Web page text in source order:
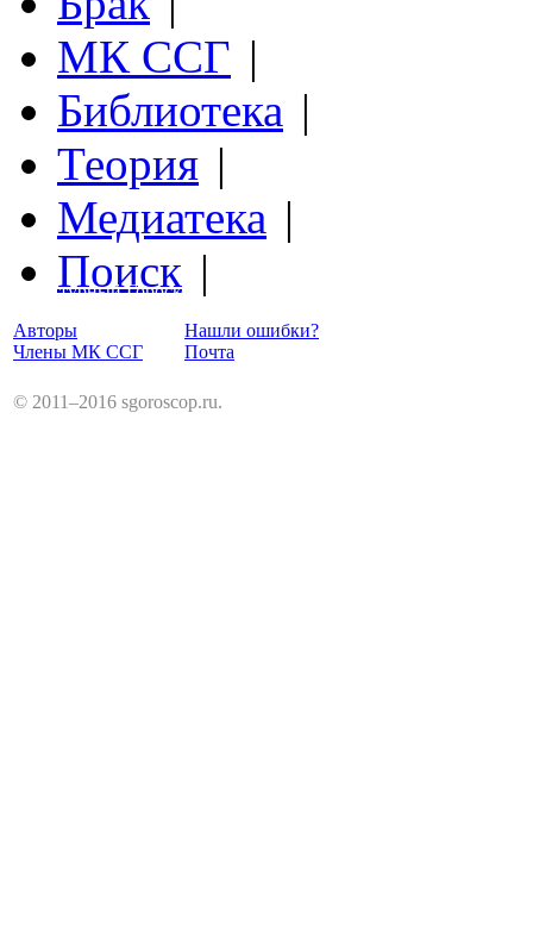
МК ССГ |
Библиотека |
Теория |
Медиатека |
Поиск |
Структурный Гороскоп
Авторы
Члены МК ССГ
Нашли ошибки?
Почта
© 2011–2016 sgoroscop.ru.